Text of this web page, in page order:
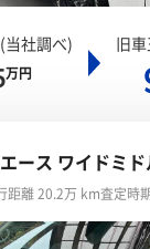
当社調べ)
万円
旧
ース ワイドミ
距離 20.2万 km査定時